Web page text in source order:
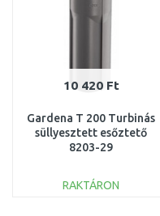
10 420 Ft
Gardena T 200 Turbinás
süllyesztett esőztető
8203-29
RAKTÁRON